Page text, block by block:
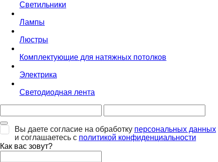
Светильники
Лампы
Люстры
Комплектующие для натяжных потолков
Электрика
Светодиодная лента
Вы даете согласие на обработку персональных данных
и соглашаетесь с политикой конфиденциальности
Как вас зовут?